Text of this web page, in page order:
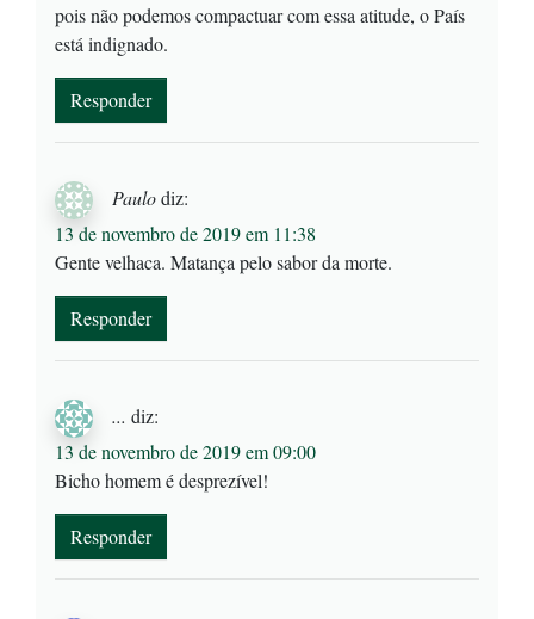
pois não podemos compactuar com essa atitude, o País
está indignado.
Responder
Paulodiz:
13 de novembro de 2019 em 11:38
Gente velhaca. Matança pelo sabor da morte.
Responder
... diz:
13 de novembro de 2019 em 09:00
Bicho homem é desprezível!
Responder